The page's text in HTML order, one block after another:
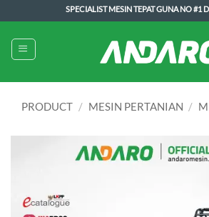
to
content
SPECIALIST MESIN TEPAT GUNA NO #1
PRODUCT / MESIN PERTANIAN /